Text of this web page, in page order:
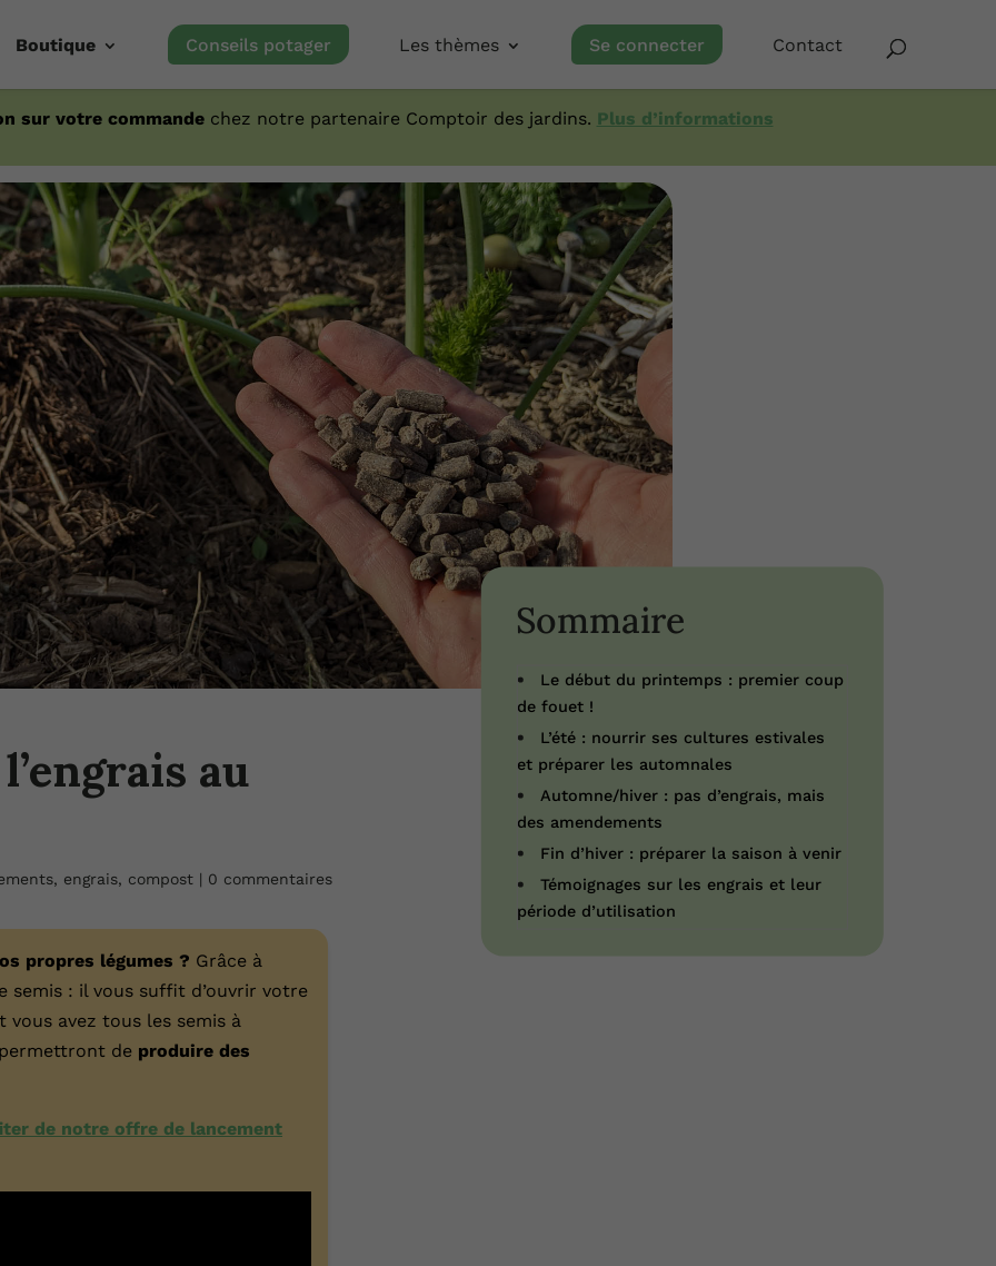
Boutique Conseils potager Les thèmes Se connecter Contact
sur votre commandechez notre partenaire Comptoir des jardins. Plus d’informations
au
engrais, compost | 0 commentaires
propres légumes ? Grâce à
semis : il vous suffit d’ouvrir votre
avez tous les semis à
de produire des
de notre offre de lancement
Sommaire
Le début du printemps : premier coup
de fouet !
L’été : nourrir ses cultures estivales
et préparer les automnales
Automne/hiver : pas d’engrais, mais
des amendements
Fin d’hiver : préparer la saison à venir
Témoignages sur les engrais et leur
période d’utilisation